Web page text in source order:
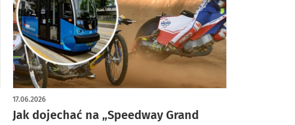
Jak dojechać na „Speedway Grand
17.06.2026